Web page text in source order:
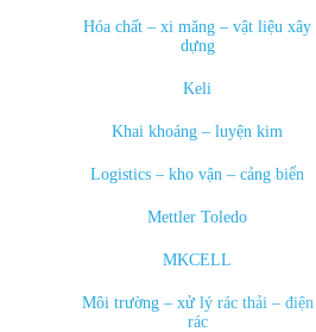
Hóa chất – xi măng – vật liệu xây
dựng
Keli
Khai khoáng – luyện kim
Logistics – kho vận – cảng biển
Mettler Toledo
MKCELL
Môi trường – xử lý rác thải – điện
rác